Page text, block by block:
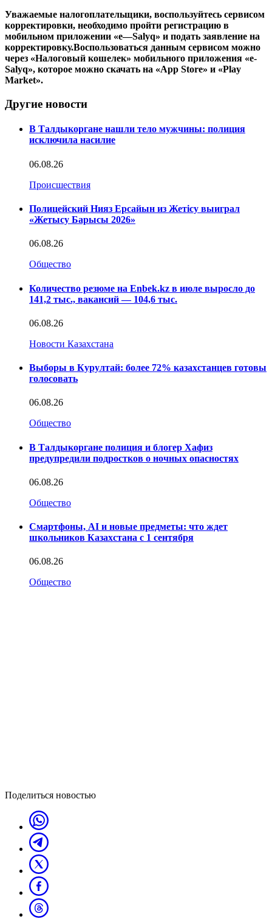
Уважаемые налогоплательщики, воспользуйтесь сервисом
корректировки, необходимо пройти регистрацию в
мобильном приложении «e—Salyq» и подать заявление на
корректировку.Воспользоваться данным сервисом можно
через «Налоговый кошелек» мобильного приложения «e-
Salyq», которое можно скачать на «App Store» и «Play
Market».
Другие новости
В Талдыкоргане нашли тело мужчины: полиция
исключила насилие
06.08.26
Происшествия
Полицейский Нияз Ерсайын из Жетісу выиграл
«Жетысу Барысы 2026»
06.08.26
Общество
Количество резюме на Enbek.kz в июле выросло до
141,2 тыс., вакансий — 104,6 тыс.
06.08.26
Новости Казахстана
Выборы в Курултай: более 72% казахстанцев готовы
голосовать
06.08.26
Общество
В Талдыкоргане полиция и блогер Хафиз
предупредили подростков о ночных опасностях
06.08.26
Общество
Смартфоны, AI и новые предметы: что ждет
школьников Казахстана с 1 сентября
06.08.26
Общество
Поделиться новостью